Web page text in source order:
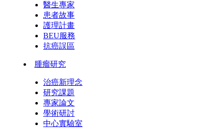
醫生專家
患者故事
護理計畫
BEU服務
抗癌誤區
腫瘤研究
治癌新理念
研究課題
專家論文
學術研討
中心實驗室